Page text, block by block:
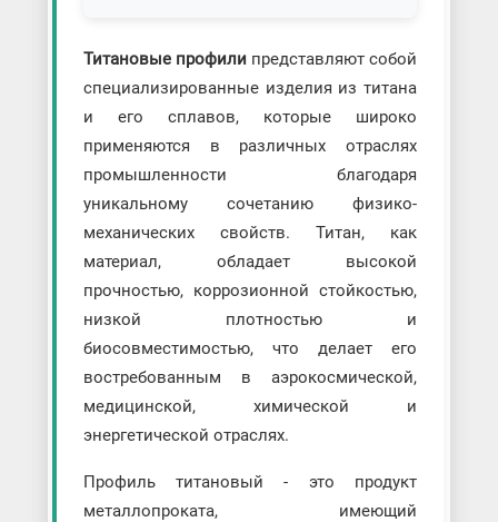
Титановые профили представляют собой
специализированные изделия из титана
и его сплавов, которые широко
применяются в различных отраслях
промышленности благодаря
уникальному сочетанию физико-
механических свойств. Титан, как
материал, обладает высокой
прочностью, коррозионной стойкостью,
низкой плотностью и
биосовместимостью, что делает его
востребованным в аэрокосмической,
медицинской, химической и
энергетической отраслях.
Профиль титановый - это продукт
металлопроката, имеющий